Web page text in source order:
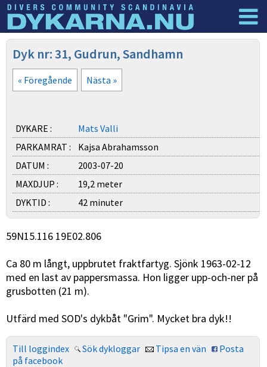
Dyknyheter
Dyk nr: 31, Gudrun, Sandhamn
« Föregående Nästa »
DYKARE :
Mats Valli
PARKAMRAT :
Kajsa Abrahamsson
DATUM :
2003-07-20
MAXDJUP :
19,2 meter
DYKTID :
42 minuter
59N15.116 19E02.806
Ca 80 m långt, uppbrutet fraktfartyg. Sjönk 1963-02-12
med en last av pappersmassa. Hon ligger upp-och-ner på
grusbotten (21 m).
Utfärd med SOD's dykbåt "Grim". Mycket bra dyk!!
Till loggindex Sök dykloggar Tipsa en vän
Posta
på facebook